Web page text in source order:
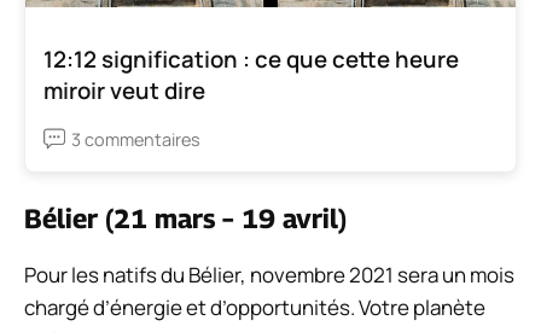
12:12 signification : ce que cette heure
miroir veut dire
3 commentaires
Bélier (21 mars – 19 avril)
Pour les natifs du Bélier, novembre 2021 sera un mois
chargé d’énergie et d’opportunités. Votre planète